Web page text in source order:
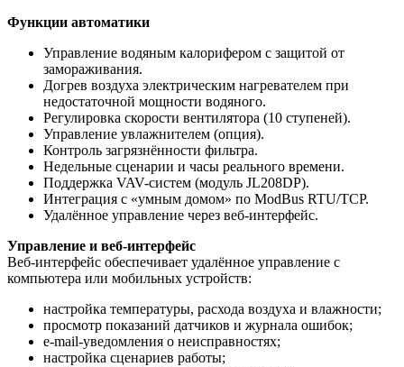
Функции автоматики
Управление водяным калорифером с защитой от
замораживания.
Догрев воздуха электрическим нагревателем при
недостаточной мощности водяного.
Регулировка скорости вентилятора (10 ступеней).
Управление увлажнителем (опция).
Контроль загрязнённости фильтра.
Недельные сценарии и часы реального времени.
Поддержка VAV-систем (модуль JL208DP).
Интеграция с «умным домом» по ModBus RTU/TCP.
Удалённое управление через веб-интерфейс.
Управление и веб-интерфейс
Веб-интерфейс обеспечивает удалённое управление с
компьютера или мобильных устройств:
настройка температуры, расхода воздуха и влажности;
просмотр показаний датчиков и журнала ошибок;
e-mail-уведомления о неисправностях;
настройка сценариев работы;